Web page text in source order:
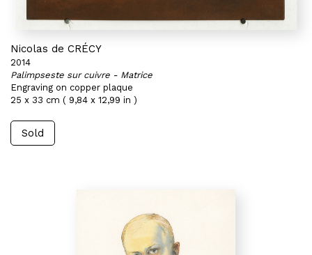
Nicolas de CRÉCY
2014
Palimpseste sur cuivre - Matrice
Engraving on copper plaque
25 x 33 cm ( 9,84 x 12,99 in )
Sold